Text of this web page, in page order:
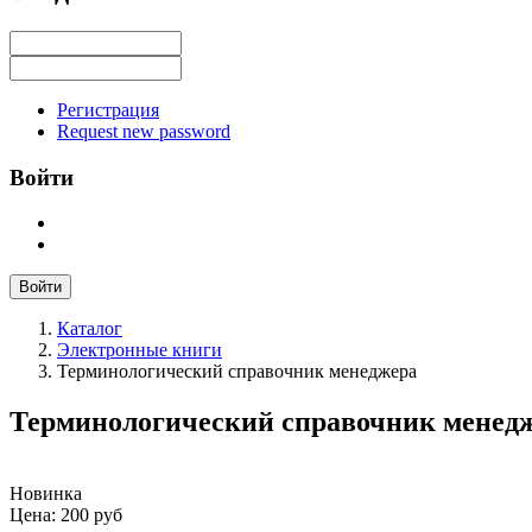
Регистрация
Request new password
Войти
Войти
Каталог
Электронные книги
Терминологический справочник менеджера
Терминологический справочник
Новинка
Цена: 200 руб